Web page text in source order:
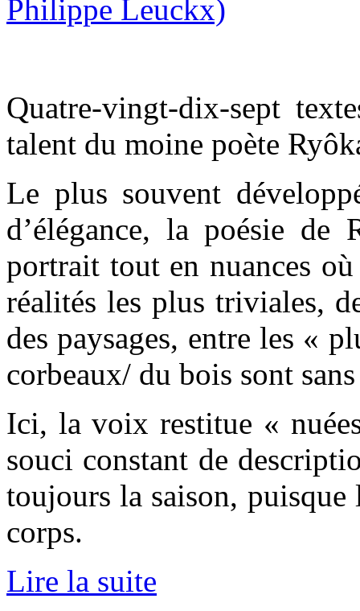
Quatre-vingt-dix-sept
talent du moine poète
Le plus souvent
d’élégance, la poésie de
portrait tout en nuances
réalités les plus triviales,
des paysages, entre les «
corbeaux/ du bois sont
Ici, la voix restitue «
souci constant de
toujours la saison, puisque
corps.
Lire la suite